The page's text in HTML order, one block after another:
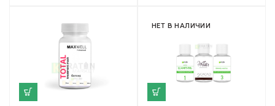
НЕТ В НАЛИЧИИ